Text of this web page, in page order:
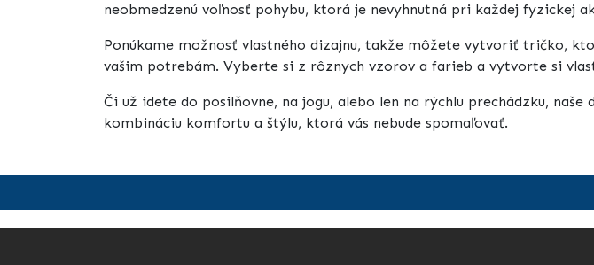
neobmedzenú voľnosť pohybu, ktorá je nevyhnutná pri každej fyzickej
Ponúkame možnosť vlastného dizajnu, takže môžete vytvoriť tričko,
vašim potrebám. Vyberte si z rôznych vzorov a farieb a vytvorte si
Či už idete do posilňovne, na jogu, alebo len na rýchlu prechádzku,
kombináciu komfortu a štýlu, ktorá vás nebude spomaľovať.